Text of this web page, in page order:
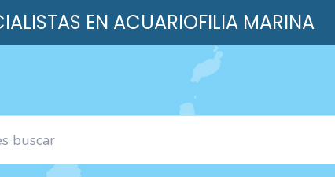
EN ACUARIOFILIA MARINA